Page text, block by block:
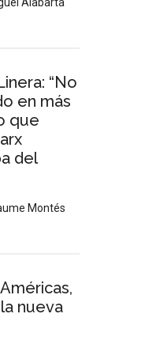
“No
en más
que
del
Montés
nueva